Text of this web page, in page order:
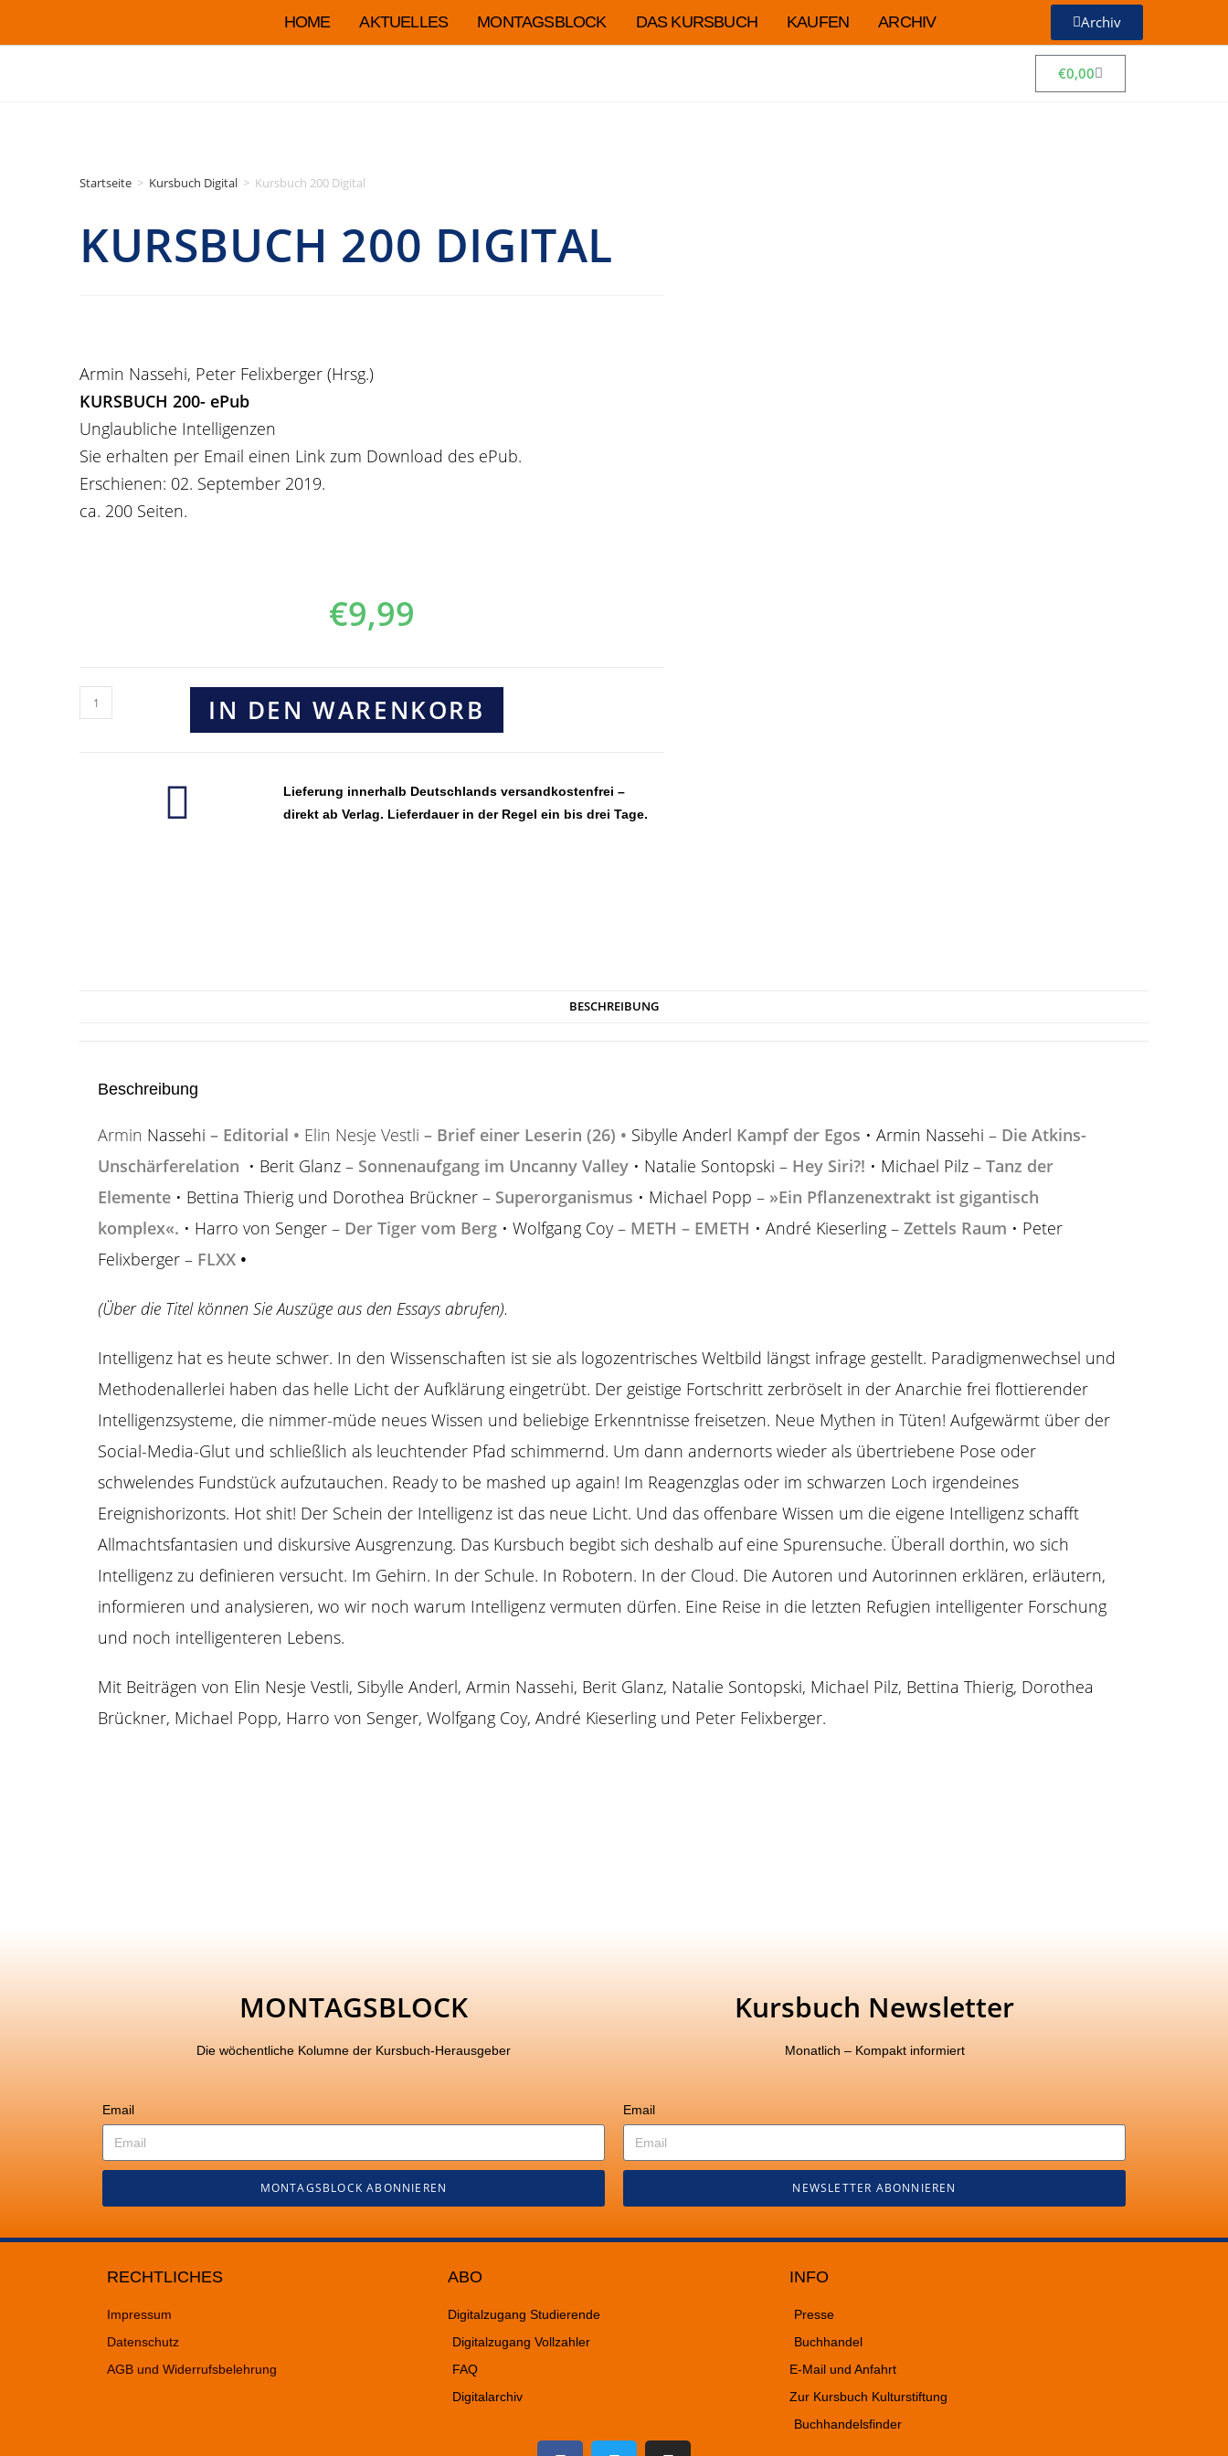
HOME AKTUELLES MONTAGSBLOCK DAS KURSBUCH KAUFEN ARCHIV Archiv
€0,00
Startseite > Kursbuch Digital > Kursbuch 200 Digital
KURSBUCH 200 DIGITAL
Armin Nassehi, Peter Felixberger (Hrsg.)
KURSBUCH 200- ePub
Unglaubliche Intelligenzen
Sie erhalten per Email einen Link zum Download des ePub.
Erschienen: 02. September 2019.
ca. 200 Seiten.
€9,99
IN DEN WARENKORB
Lieferung innerhalb Deutschlands versandkostenfrei –
direkt ab Verlag. Lieferdauer in der Regel ein bis drei Tage.
BESCHREIBUNG
Beschreibung
Armin Nassehi – Editorial • Elin Nesje Vestli – Brief einer Leserin (26) • Sibylle Anderl Kampf der Egos • Armin Nassehi – Die Atkins-
Unschärferelation • Berit Glanz – Sonnenaufgang im Uncanny Valley • Natalie Sontopski – Hey Siri?! • Michael Pilz – Tanz der
Elemente • Bettina Thierig und Dorothea Brückner – Superorganismus • Michael Popp – »Ein Pflanzenextrakt ist gigantisch
komplex«. • Harro von Senger – Der Tiger vom Berg • Wolfgang Coy – METH – EMETH • André Kieserling – Zettels Raum • Peter
Felixberger – FLXX •
(Über die Titel können Sie Auszüge aus den Essays abrufen).
Intelligenz hat es heute schwer. In den Wissenschaften ist sie als logozentrisches Weltbild längst infrage gestellt. Paradigmenwechsel und
Methodenallerlei haben das helle Licht der Aufklärung eingetrübt. Der geistige Fortschritt zerbröselt in der Anarchie frei flottierender
Intelligenzsysteme, die nimmer-müde neues Wissen und beliebige Erkenntnisse freisetzen. Neue Mythen in Tüten! Aufgewärmt über der
Social-Media-Glut und schließlich als leuchtender Pfad schimmernd. Um dann andernorts wieder als übertriebene Pose oder
schwelendes Fundstück aufzutauchen. Ready to be mashed up again! Im Reagenzglas oder im schwarzen Loch irgendeines
Ereignishorizonts. Hot shit! Der Schein der Intelligenz ist das neue Licht. Und das offenbare Wissen um die eigene Intelligenz schafft
Allmachtsfantasien und diskursive Ausgrenzung. Das Kursbuch begibt sich deshalb auf eine Spurensuche. Überall dorthin, wo sich
Intelligenz zu definieren versucht. Im Gehirn. In der Schule. In Robotern. In der Cloud. Die Autoren und Autorinnen erklären, erläutern,
informieren und analysieren, wo wir noch warum Intelligenz vermuten dürfen. Eine Reise in die letzten Refugien intelligenter Forschung
und noch intelligenteren Lebens.
Mit Beiträgen von Elin Nesje Vestli, Sibylle Anderl, Armin Nassehi, Berit Glanz, Natalie Sontopski, Michael Pilz, Bettina Thierig, Dorothea
Brückner, Michael Popp, Harro von Senger, Wolfgang Coy, André Kieserling und Peter Felixberger.
MONTAGSBLOCK
Die wöchentliche Kolumne der Kursbuch-Herausgeber
Email
MONTAGSBLOCK ABONNIEREN
Kursbuch Newsletter
Monatlich – Kompakt informiert
Email
NEWSLETTER ABONNIEREN
RECHTLICHES
Impressum
Datenschutz
AGB und Widerrufsbelehrung
ABO
Digitalzugang Studierende
Digitalzugang Vollzahler
FAQ
Digitalarchiv
INFO
Presse
Buchhandel
E-Mail und Anfahrt
Zur Kursbuch Kulturstiftung
Buchhandelsfinder